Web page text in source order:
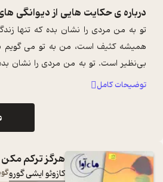
درباره یحکایت هایی از دیوانگی
تو به من مردی را نشان بده که تنها
بی‌نظیر است. تو به من مردی را نشان
آسپزخانه‌اش همیشه ت ...
توضیحات کامل
هرگز ترکم مکن
کازوئو ایشی گورو